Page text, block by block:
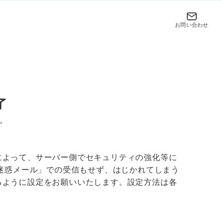
お問い合わせ
って、サーバー側でセキュリティの強化等に
メール」での受信もせず、はじかれてしまう
うに設定をお願いいたします。設定方法は各